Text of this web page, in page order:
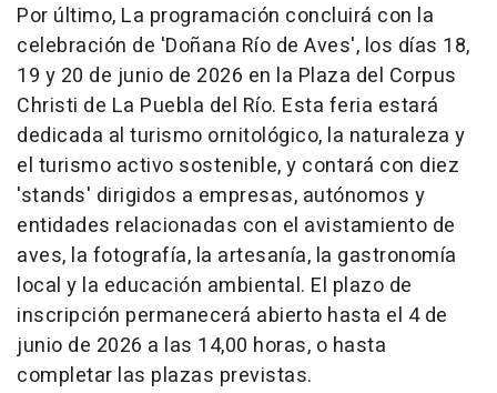
Por último, La programación concluirá con la
celebración de 'Doñana Río de Aves', los días 18,
19 y 20 de junio de 2026 en la Plaza del Corpus
Christi de La Puebla del Río. Esta feria estará
dedicada al turismo ornitológico, la naturaleza y
el turismo activo sostenible, y contará con diez
'stands' dirigidos a empresas, autónomos y
entidades relacionadas con el avistamiento de
aves, la fotografía, la artesanía, la gastronomía
local y la educación ambiental. El plazo de
inscripción permanecerá abierto hasta el 4 de
junio de 2026 a las 14,00 horas, o hasta
completar las plazas previstas.